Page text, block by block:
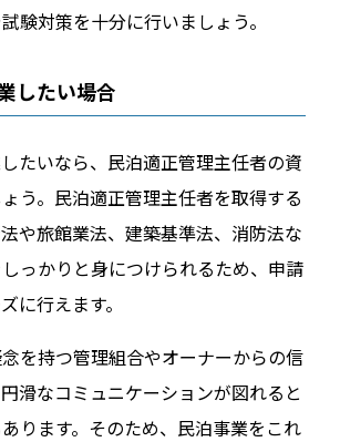
験対策を十分に行いましょう。
したい場合
たいなら、民泊適正管理主任者の資
う。民泊適正管理主任者を取得する
や旅館業法、建築基準法、消防法な
っかりと身につけられるため、申請
に行えます。
を持つ管理組合やオーナーからの信
滑なコミュニケーションが図れると
ります。そのため、民泊事業をこれ